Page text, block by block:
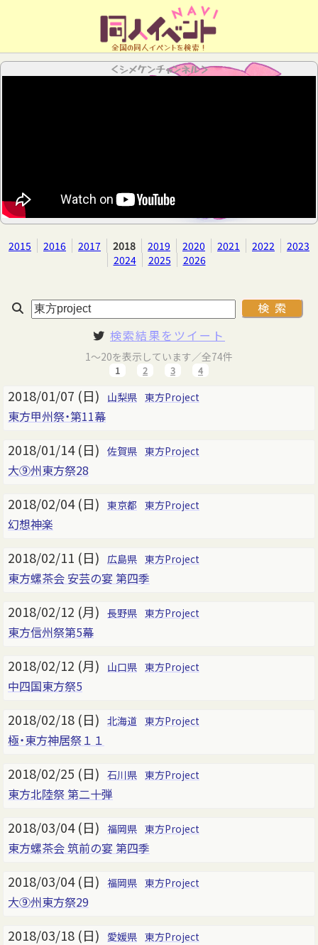
全国の同人イベントを検索！
＜シメケンチャンネル＞
2015 2016 2017 2018 2019 2020 2021 2022
2023
2024
2025 2026
検索結果をツイート
1～20を表示しています／全74件
1 2 3 4
2018/01/07 (日) 山梨県 東方Project
東方甲州祭・第11幕
2018/01/14 (日) 佐賀県 東方Project
大⑨州東方祭28
2018/02/04 (日) 東京都 東方Project
幻想神楽
2018/02/11 (日) 広島県 東方Project
東方螺茶会 安芸の宴 第四季
2018/02/12 (月) 長野県 東方Project
東方信州祭第5幕
2018/02/12 (月) 山口県 東方Project
中四国東方祭5
2018/02/18 (日) 北海道 東方Project
極・東方神居祭１１
2018/02/25 (日) 石川県 東方Project
東方北陸祭 第二十弾
2018/03/04 (日) 福岡県 東方Project
東方螺茶会 筑前の宴 第四季
2018/03/04 (日) 福岡県 東方Project
大⑨州東方祭29
2018/03/18 (日) 愛媛県 東方Project